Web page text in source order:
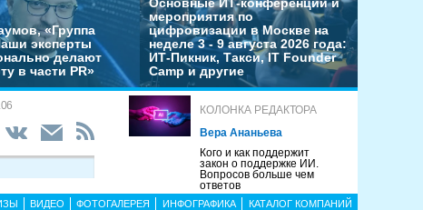
«Группа
эксперты
делают
в части PR»
мероприятия по
цифровизации в Москве на
неделе 3 - 9 августа 2026 года:
ИТ-Пикник, Такси, IT Founder
Camp и другие
КОЛОНКА РЕДАКТОРА
Вера Ананьева
Кого и как поддержит
закон о поддержке ИИ.
Вопросов больше чем
ответов
ВИДЕО ФОТОГАЛЕРЕЯ ИНФОГРАФИКА КАТАЛОГ КОМПАНИЙ